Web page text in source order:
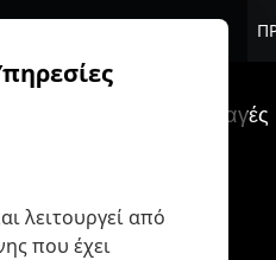
Κοινωνικές συναλλαγές
λειτουργεί από
που έχει